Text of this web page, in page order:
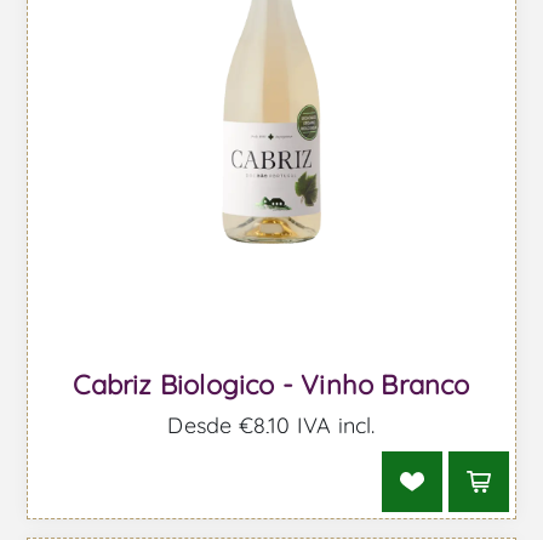
Cabriz Biologico - Vinho Branco
Desde €8,10 IVA incl.